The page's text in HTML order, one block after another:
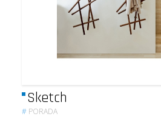
Sketch
# PORADA